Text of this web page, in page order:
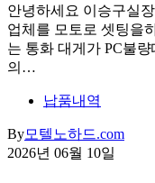
안녕하세요 이승구실
업체를 모토로 셋팅을
는 통화 대게가 PC불
의…
납품내역
By모텔노하드.com
2026년 06월 10일